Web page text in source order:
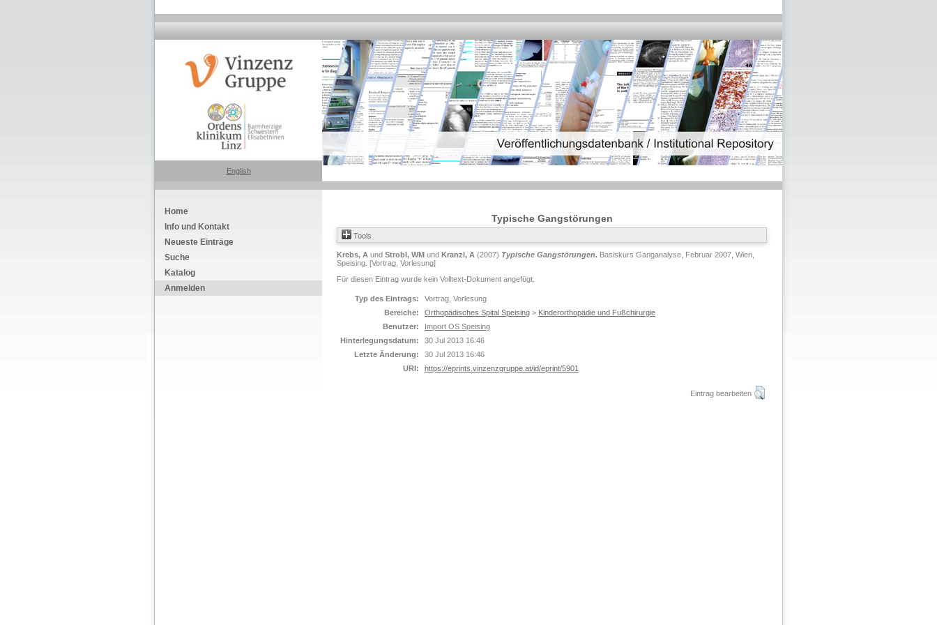
English
Home
Info und Kontakt
Neueste Einträge
Suche
Katalog
Anmelden
Typische Gangstörungen
Tools
Krebs, A und Strobl, WM und Kranzl, A (2007) Typische Gangstörungen. Basiskurs Ganganalyse, Februar 2007, Wien,
Speising. [Vortrag, Vorlesung]
Für diesen Eintrag wurde kein Volltext-Dokument angefügt.
Typ des Eintrags:
Vortrag, Vorlesung
Bereiche:
Orthopädisches Spital Speising > Kinderorthopädie und Fußchirurgie
Benutzer:
Import OS Speising
Hinterlegungsdatum:
30 Jul 2013 16:46
Letzte Änderung:
30 Jul 2013 16:46
URI:
https://eprints.vinzenzgruppe.at/id/eprint/5901
Eintrag bearbeiten